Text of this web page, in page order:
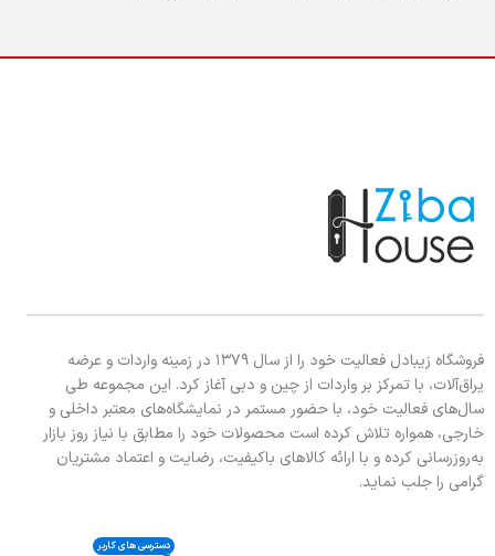
فروشگاه زیبادل فعالیت خود را از سال ۱۳۷۹ در زمینه واردات و عرضه
یراق‌آلات، با تمرکز بر واردات از چین و دبی آغاز کرد. این مجموعه طی
سال‌های فعالیت خود، با حضور مستمر در نمایشگاه‌های معتبر داخلی و
خارجی، همواره تلاش کرده است محصولات خود را مطابق با نیاز روز بازار
به‌روزرسانی کرده و با ارائه کالاهای باکیفیت، رضایت و اعتماد مشتریان
گرامی را جلب نماید.
دسترسی های کاربر